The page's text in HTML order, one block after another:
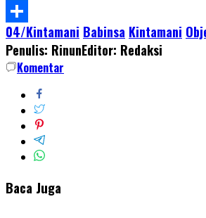
WhatsApp
Share
04/Kintamani Babinsa Kintamani
Penulis: RinunEditor: Redaksi
Komentar
Baca Juga